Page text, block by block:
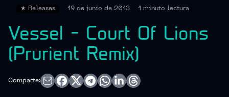
★ Releases 19 de junio de 2013 1 minuto lectura
Vessel – Court Of Lions
(Prurient Remix)
Comparte: